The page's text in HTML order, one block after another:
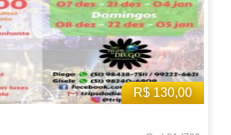
R$ 130,00